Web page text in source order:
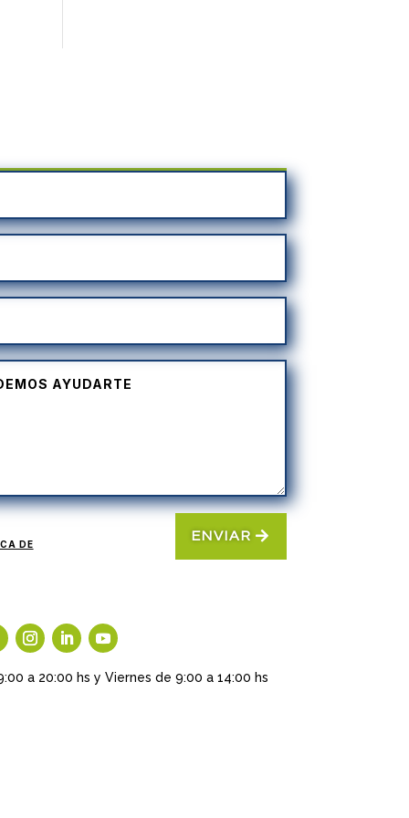
DE
ENVIAR
a 20:00 hs y Viernes de 9:00 a 14:00 hs